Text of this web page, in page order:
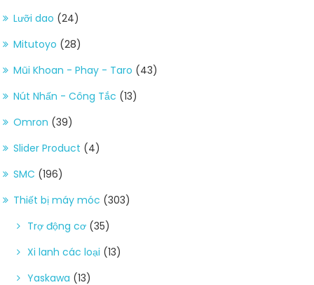
Lưỡi dao (24)
Mitutoyo (28)
Mũi Khoan - Phay - Taro (43)
Nút Nhấn - Công Tắc (13)
Omron (39)
Slider Product (4)
SMC (196)
Thiết bị máy móc (303)
Trợ động cơ (35)
Xi lanh các loại (13)
Yaskawa (13)